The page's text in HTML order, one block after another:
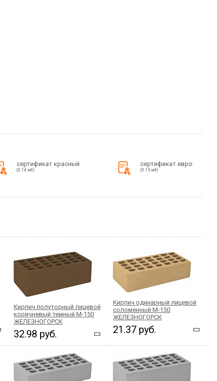
сертификат красный
(0.14 мб)
сертификат евро
(0.15 мб)
Кирпич полуторный лицевой
коричневый темный М-150
ЖЕЛЕЗНОГОРСК
32.98 руб.
Кирпич одинарный лицевой
соломенный М-150
ЖЕЛЕЗНОГОРСК
21.37 руб.